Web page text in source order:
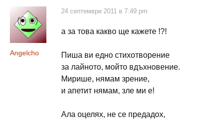
Angelcho
24 септември 2011 в 7:49 pm
а за това какво ще кажете !?!
Пиша ви едно стихотворение
за лайното, мойто вдъхновение.
Мирише, нямам зрение,
и апетит нямам, зле ми е!
Ала оцелях, не се предадох,